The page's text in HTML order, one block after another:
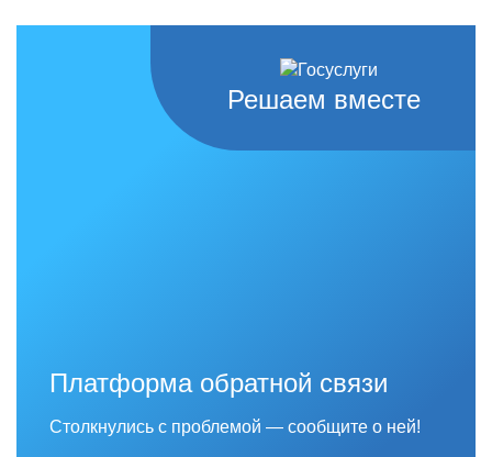
Решаем вместе
Платформа обратной связи
Столкнулись с проблемой — сообщите о ней!